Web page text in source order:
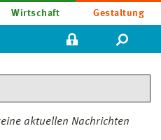
Wirtschaft Gestaltung
aktuellen Nachrichten